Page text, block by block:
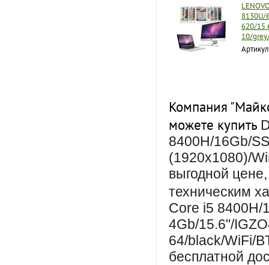
8130U/
620/
10/
Компания
можете купить
8400H/16Gb/
(1920x1080)/
выгодной
техническим
Core i5 8400H/
4Gb/15.6"/
64/black/WiFi/
бесплатной